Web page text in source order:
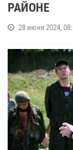
РАЙОНЕ
28 июня 2024,